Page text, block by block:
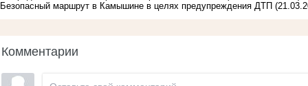
Безопасный маршрут в Камышине в целях предупреждения ДТП
Комментарии